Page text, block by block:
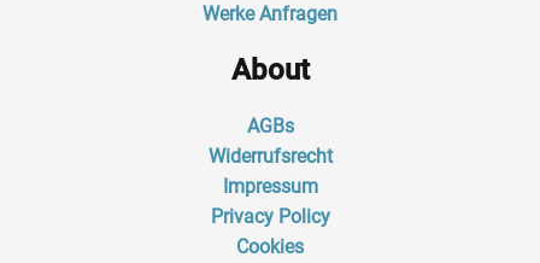
Werke Anfragen
About
AGBs
Widerrufsrecht
Impressum
Privacy Policy
Cookies